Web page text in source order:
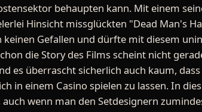
behaupten kann. Mit einem
Hinsicht missglückten "Dead Man's
Gefallen und dürfte mit diesem
die Story des Films scheint nicht
es überrascht sicherlich auch kaum,
in einem Casino spielen zu lassen. In
wenn man den Setdesignern